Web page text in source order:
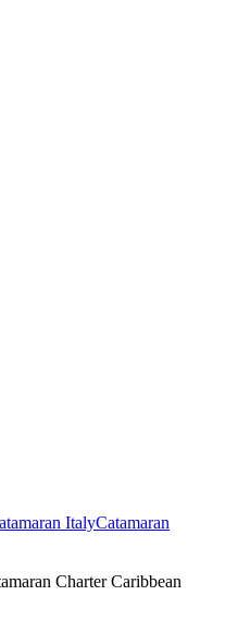
ItalyCatamaran
Charter Caribbean